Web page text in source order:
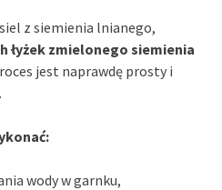
z siemienia lnianego,
łyżek zmielonego siemienia
jest naprawdę prosty i
.
wody w garnku,